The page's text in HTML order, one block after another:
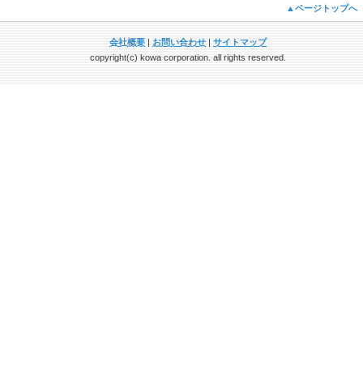
▲ページトップへ
会社概要 | お問い合わせ | サイトマップ
copyright(c) kowa corporation. all rights reserved.